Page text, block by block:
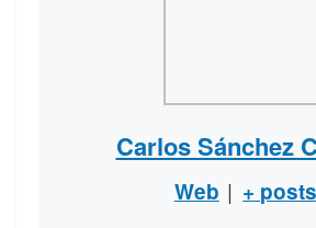
Carlos Sánchez
Web | + posts